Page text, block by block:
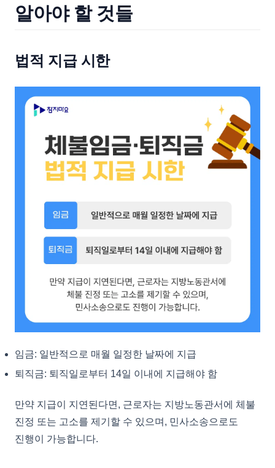
알아야 할 것들
법적 지급 시한
임금: 일반적으로 매월 일정한 날짜에 지급
퇴직금: 퇴직일로부터 14일 이내에 지급해야 함
만약 지급이 지연된다면, 근로자는 지방노동관서에 체불
진정 또는 고소를 제기할 수 있으며, 민사소송으로도
진행이 가능합니다.